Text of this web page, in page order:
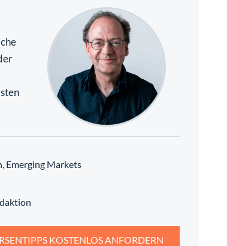
Emerging Markets
KOSTENLOS ANFORDERN